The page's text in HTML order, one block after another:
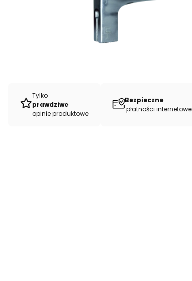
Tylko
prawdziwe
opinie produktowe
Bezpieczne
płatności internetowe